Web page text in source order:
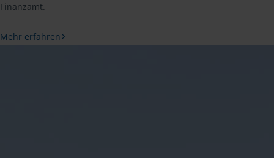
Finanzamt.
Mehr erfahren